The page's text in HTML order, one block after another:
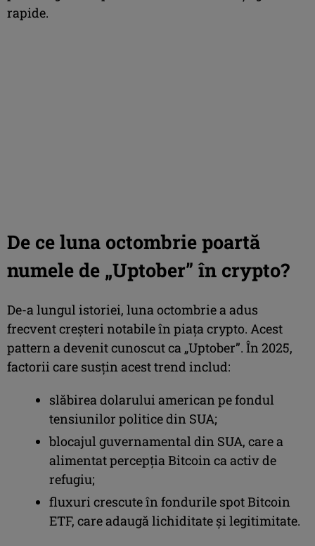
rapide.
De ce luna octombrie poartă
numele de „Uptober” în crypto?
De-a lungul istoriei, luna octombrie a adus
frecvent creșteri notabile în piața crypto. Acest
pattern a devenit cunoscut ca „Uptober”. În 2025,
factorii care susțin acest trend includ:
slăbirea dolarului american pe fondul
tensiunilor politice din SUA;
blocajul guvernamental din SUA, care a
alimentat percepția Bitcoin ca activ de
refugiu;
fluxuri crescute în fondurile spot Bitcoin
ETF, care adaugă lichiditate și legitimitate.